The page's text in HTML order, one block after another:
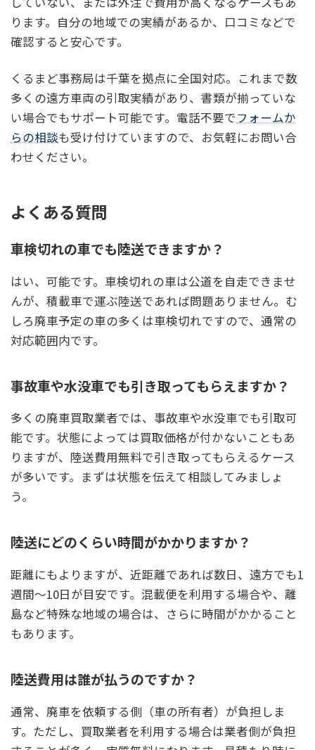
ります。自分の地域での実績があるか、口コミなどで
確認すると安心です。
くるまど事務局は千葉を拠点に全国対応。これまで数
多くの遠方車両の引取実績があり、書類が揃っていな
い場合でもサポート可能です。電話不要でフォームか
らの相談も受け付けていますので、お気軽にお問い合
わせください。
よくある質問
車検切れの車でも陸送できますか？
はい、可能です。車検切れの車は公道を自走できませ
んが、積載車で運ぶ陸送であれば問題ありません。む
しろ廃車予定の車の多くは車検切れですので、通常の
対応範囲内です。
事故車や水没車でも引き取ってもらえますか？
多くの廃車買取業者では、事故車や水没車でも引取可
能です。状態によっては買取価格が付かないこともあ
りますが、陸送費用無料で引き取ってもらえるケース
が多いです。まずは状態を伝えて相談してみましょ
う。
陸送にどのくらい時間がかかりますか？
距離にもよりますが、近距離であれば数日、遠方でも1
週間～10日が目安です。混載便を利用する場合や、離
島など特殊な地域の場合は、さらに時間がかかること
もあります。
陸送費用は誰が払うのですか？
通常、廃車を依頼する側（車の所有者）が負担しま
す。ただし、買取業者を利用する場合は業者側が負担